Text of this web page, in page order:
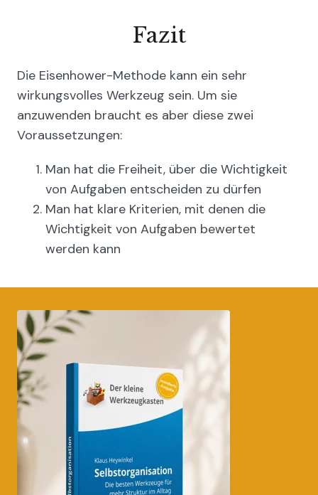
Fazit
Die Eisenhower-Methode kann ein sehr
wirkungsvolles Werkzeug sein. Um sie
anzuwenden braucht es aber diese zwei
Voraussetzungen:
Man hat die Freiheit, über die Wichtigkeit
von Aufgaben entscheiden zu dürfen
Man hat klare Kriterien, mit denen die
Wichtigkeit von Aufgaben bewertet
werden kann